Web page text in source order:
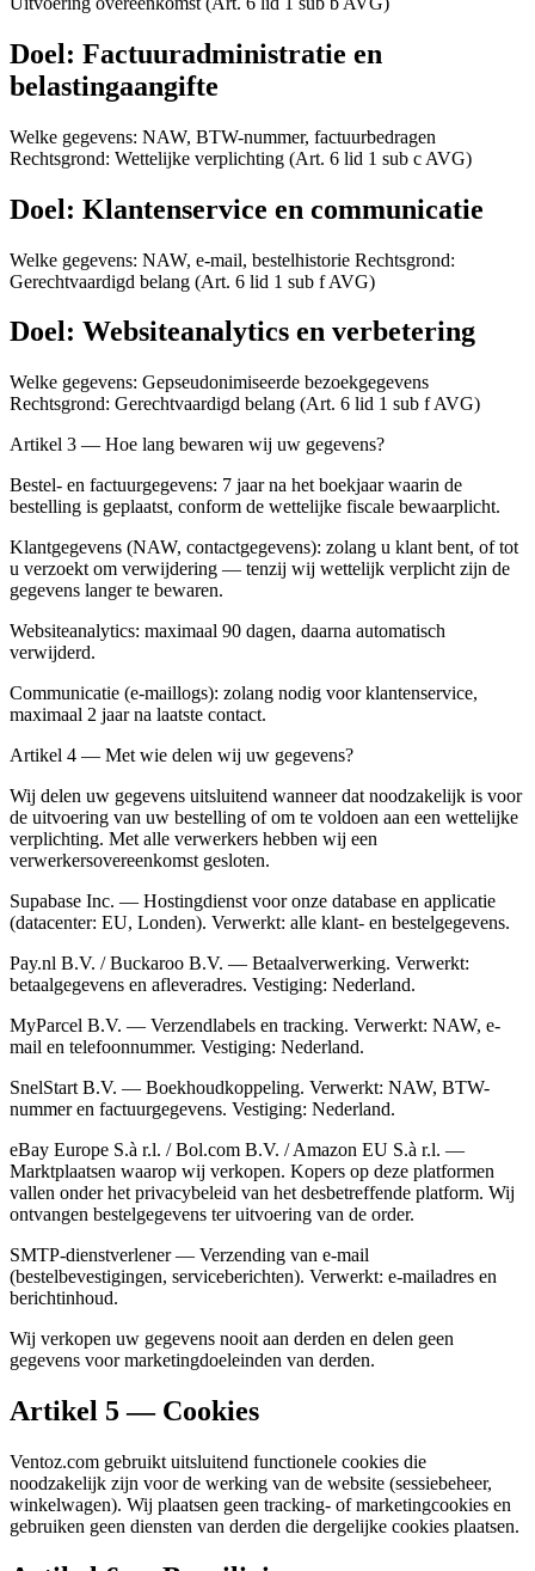
Doel: Factuuradministratie en
belastingaangifte
Welke gegevens: NAW, BTW-nummer, factuurbedragen
Rechtsgrond: Wettelijke verplichting (Art. 6 lid 1 sub c AVG)
Doel: Klantenservice en communicatie
Welke gegevens: NAW, e-mail, bestelhistorie Rechtsgrond:
Gerechtvaardigd belang (Art. 6 lid 1 sub f AVG)
Doel: Websiteanalytics en verbetering
Welke gegevens: Gepseudonimiseerde bezoekgegevens
Rechtsgrond: Gerechtvaardigd belang (Art. 6 lid 1 sub f AVG)
Artikel 3 — Hoe lang bewaren wij uw gegevens?
Bestel- en factuurgegevens: 7 jaar na het boekjaar waarin de
bestelling is geplaatst, conform de wettelijke fiscale bewaarplicht.
Klantgegevens (NAW, contactgegevens): zolang u klant bent, of tot
u verzoekt om verwijdering — tenzij wij wettelijk verplicht zijn de
gegevens langer te bewaren.
Websiteanalytics: maximaal 90 dagen, daarna automatisch
verwijderd.
Communicatie (e-maillogs): zolang nodig voor klantenservice,
maximaal 2 jaar na laatste contact.
Artikel 4 — Met wie delen wij uw gegevens?
Wij delen uw gegevens uitsluitend wanneer dat noodzakelijk is voor
de uitvoering van uw bestelling of om te voldoen aan een wettelijke
verplichting. Met alle verwerkers hebben wij een
verwerkersovereenkomst gesloten.
Supabase Inc. — Hostingdienst voor onze database en applicatie
(datacenter: EU, Londen). Verwerkt: alle klant- en bestelgegevens.
Pay.nl B.V. / Buckaroo B.V. — Betaalverwerking. Verwerkt:
betaalgegevens en afleveradres. Vestiging: Nederland.
MyParcel B.V. — Verzendlabels en tracking. Verwerkt: NAW, e-
mail en telefoonnummer. Vestiging: Nederland.
SnelStart B.V. — Boekhoudkoppeling. Verwerkt: NAW, BTW-
nummer en factuurgegevens. Vestiging: Nederland.
eBay Europe S.à r.l. / Bol.com B.V. / Amazon EU S.à r.l. —
Marktplaatsen waarop wij verkopen. Kopers op deze platformen
vallen onder het privacybeleid van het desbetreffende platform. Wij
ontvangen bestelgegevens ter uitvoering van de order.
SMTP-dienstverlener — Verzending van e-mail
(bestelbevestigingen, serviceberichten). Verwerkt: e-mailadres en
berichtinhoud.
Wij verkopen uw gegevens nooit aan derden en delen geen
gegevens voor marketingdoeleinden van derden.
Artikel 5 — Cookies
Ventoz.com gebruikt uitsluitend functionele cookies die
noodzakelijk zijn voor de werking van de website (sessiebeheer,
winkelwagen). Wij plaatsen geen tracking- of marketingcookies en
gebruiken geen diensten van derden die dergelijke cookies plaatsen.